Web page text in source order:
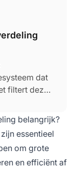
dat
filtert deze
de juiste
menu. We
en
belangrijk?
essentieel
om grote
en efficiënt af